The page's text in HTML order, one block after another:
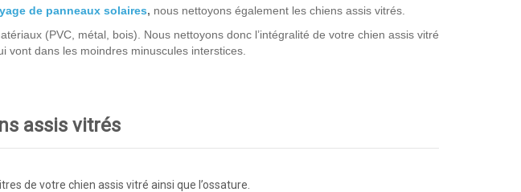
de panneaux solaires, nous nettoyons également les chiens assis vitrés.
(PVC, métal, bois). Nous nettoyons donc l’intégralité de votre chien assis vitré
vont dans les moindres minuscules interstices.
assis vitrés
de votre chien assis vitré ainsi que l’ossature.